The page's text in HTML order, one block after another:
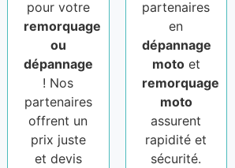
pour votre
remorquage
ou
dépannage
! Nos
partenaires
offrent un
prix juste
et devis
partenaires
en
dépannage
motoet
remorquage
moto
assurent
rapidité et
sécurité.